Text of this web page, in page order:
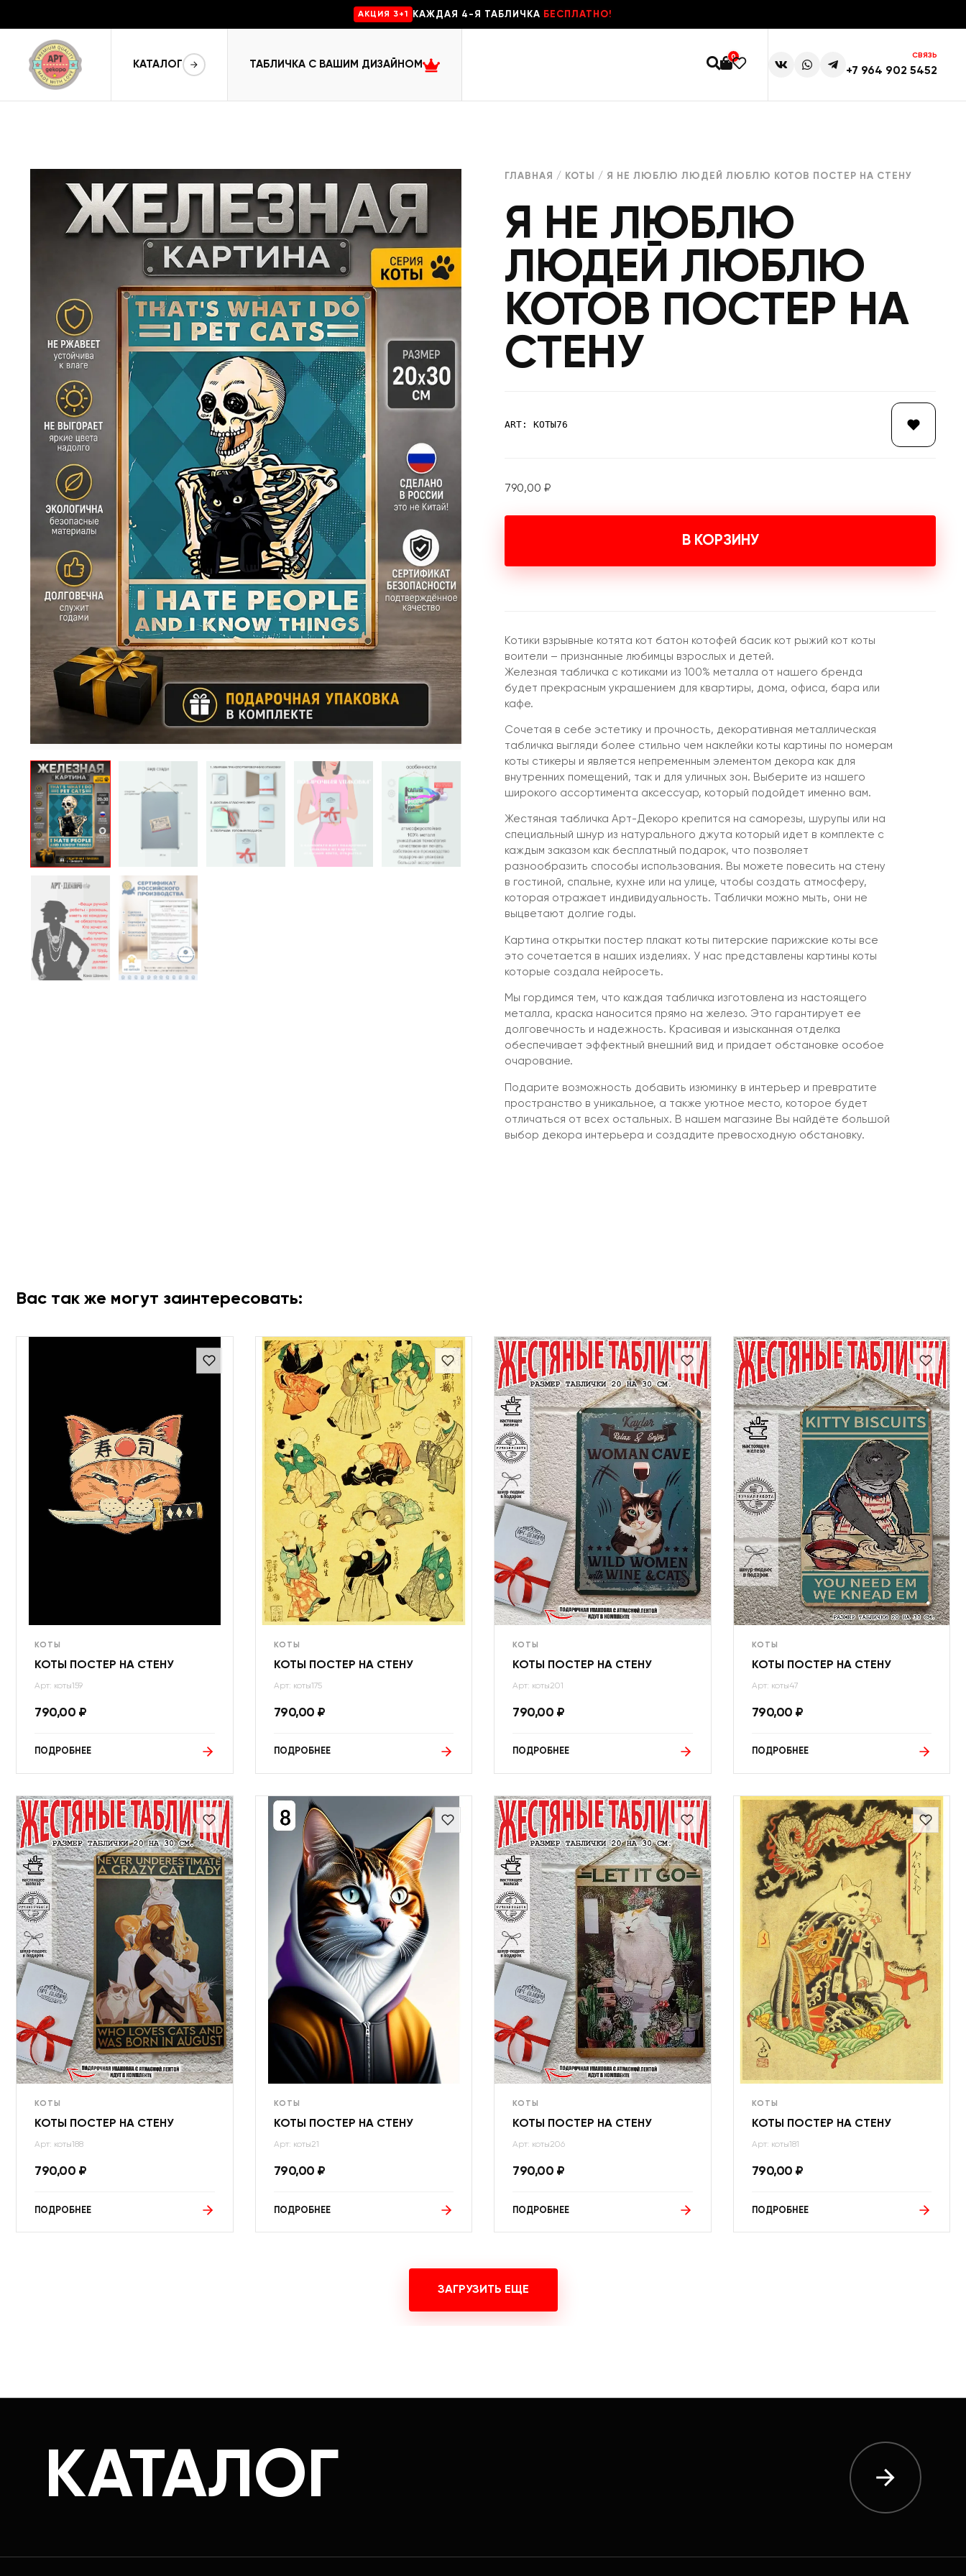
AKЦИЯ 3+1 КАЖДАЯ 4-Я ТАБЛИЧКА БЕСПЛАТНО!
КАТАЛОГ ТАБЛИЧКА С ВАШИМ ДИЗАЙНОМ
0 СВЯЗЬ
+7 964 902 5452
ГЛАВНАЯ / КОТЫ / Я НЕ ЛЮБЛЮ ЛЮДЕЙ ЛЮБЛЮ КОТОВ ПОСТЕР НА СТЕНУ
Я НЕ ЛЮБЛЮ
ЛЮДЕЙ ЛЮБЛЮ
КОТОВ ПОСТЕР НА
СТЕНУ
ART: КОТЫ76
790,00 ₽
В КОРЗИНУ
Котики взрывные котята кот батон котофей басик кот рыжий кот коты
воители – признанные любимцы взрослых и детей.
Железная табличка с котиками из 100% металла от нашего бренда
будет прекрасным украшением для квартиры, дома, офиса, бара или
кафе.
Сочетая в себе эстетику и прочность, декоративная металлическая
табличка выгляди более стильно чем наклейки коты картины по номерам
коты стикеры и является непременным элементом декора как для
внутренних помещений, так и для уличных зон. Выберите из нашего
широкого ассортимента аксессуар, который подойдет именно вам.
Жестяная табличка Арт-Декоро крепится на саморезы, шурупы или на
специальный шнур из натурального джута который идет в комплекте с
каждым заказом как бесплатный подарок, что позволяет
разнообразить способы использования. Вы можете повесить на стену
в гостиной, спальне, кухне или на улице, чтобы создать атмосферу,
которая отражает индивидуальность. Таблички можно мыть, они не
выцветают долгие годы.
Картина открытки постер плакат коты питерские парижские коты все
это сочетается в наших изделиях. У нас представлены картины коты
которые создала нейросеть.
Мы гордимся тем, что каждая табличка изготовлена из настоящего
металла, краска наносится прямо на железо. Это гарантирует ее
долговечность и надежность. Красивая и изысканная отделка
обеспечивает эффектный внешний вид и придает обстановке особое
очарование.
Подарите возможность добавить изюминку в интерьер и превратите
пространство в уникальное, а также уютное место, которое будет
отличаться от всех остальных. В нашем магазине Вы найдёте большой
выбор декора интерьера и создадите превосходную обстановку.
Вас так же могут заинтересовать:
КОТЫ
КОТЫ ПОСТЕР НА СТЕНУ
Арт: коты159
790,00 ₽
ПОДРОБНЕЕ
КОТЫ
КОТЫ ПОСТЕР НА СТЕНУ
Арт: коты175
790,00 ₽
ПОДРОБНЕЕ
КОТЫ
КОТЫ ПОСТЕР НА СТЕНУ
Арт: коты201
790,00 ₽
ПОДРОБНЕЕ
КОТЫ
КОТЫ ПОСТЕР НА СТЕНУ
Арт: коты47
790,00 ₽
ПОДРОБНЕЕ
КОТЫ
КОТЫ ПОСТЕР НА СТЕНУ
Арт: коты188
790,00 ₽
ПОДРОБНЕЕ
КОТЫ
КОТЫ ПОСТЕР НА СТЕНУ
Арт: коты21
790,00 ₽
ПОДРОБНЕЕ
КОТЫ
КОТЫ ПОСТЕР НА СТЕНУ
Арт: коты206
790,00 ₽
ПОДРОБНЕЕ
КОТЫ
КОТЫ ПОСТЕР НА СТЕНУ
Арт: коты181
790,00 ₽
ПОДРОБНЕЕ
ЗАГРУЗИТЬ ЕЩЕ
КАТАЛОГ